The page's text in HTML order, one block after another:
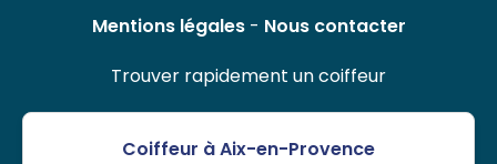
Mentions légales- Nous contacter
Trouver rapidement un coiffeur
Coiffeur à Aix-en-Provence